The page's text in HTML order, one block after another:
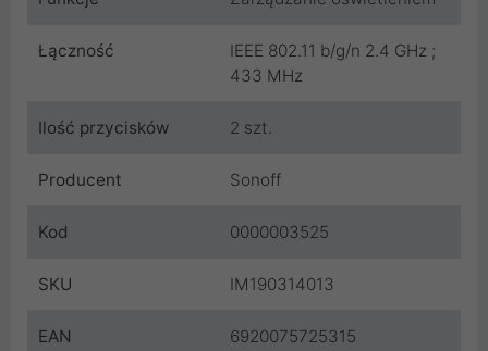
Łączność
IEEE 802.11 b/g/n 2.4 GHz ;
433 MHz
Ilość przycisków 2 szt.
Producent Sonoff
Kod 0000003525
SKU IM190314013
EAN 6920075725315